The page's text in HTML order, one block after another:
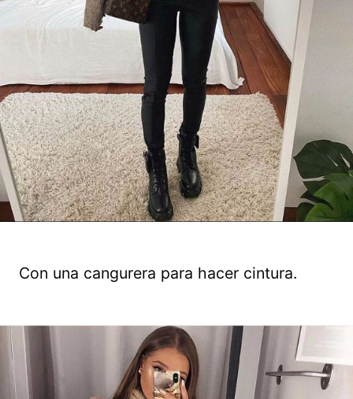
Con una cangurera para hacer cintura.